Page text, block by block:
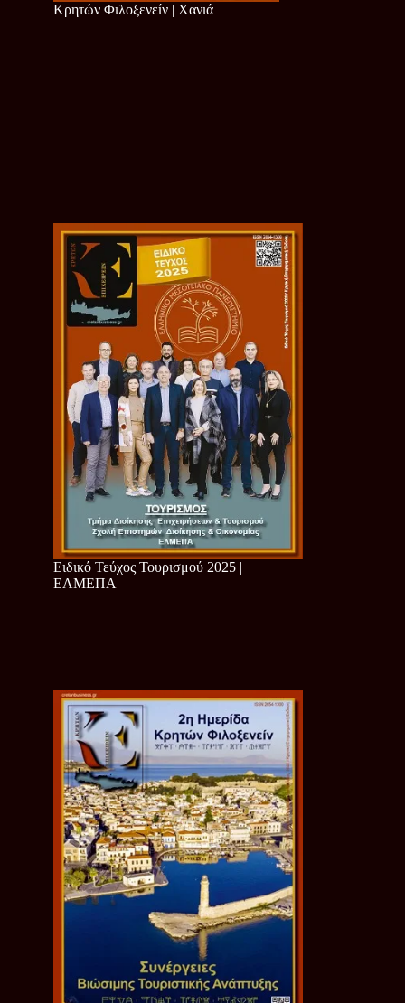
Κρητών Φιλοξενείν | Χανιά
Ειδικό Τεύχος Τουρισμού 2025 |
ΕΛΜΕΠΑ